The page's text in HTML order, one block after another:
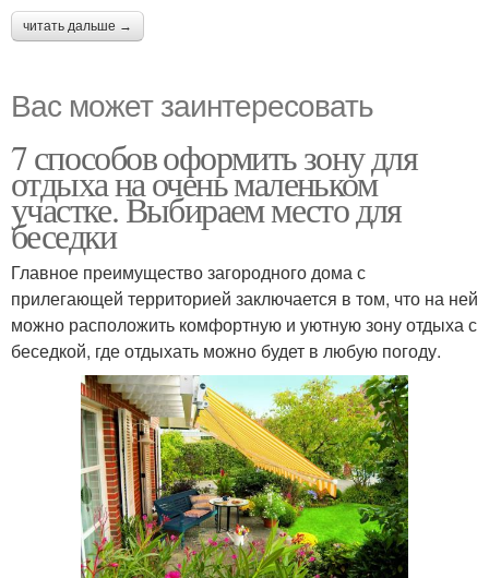
читать дальше →
Вас может заинтересовать
7 способов оформить зону для
отдыха на очень маленьком
участке. Выбираем место для
беседки
Главное преимущество загородного дома с
прилегающей территорией заключается в том, что на ней
можно расположить комфортную и уютную зону отдыха с
беседкой, где отдыхать можно будет в любую погоду.